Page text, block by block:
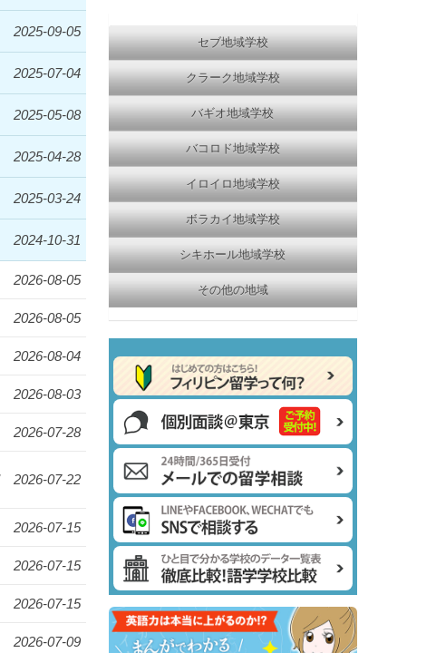
2025-09-05
2025-07-04
2025-05-08
2025-04-28
2025-03-24
2024-10-31
2026-08-05
2026-08-05
2026-08-04
2026-08-03
2026-07-28
2026-07-22
2026-07-15
2026-07-15
2026-07-15
2026-07-09
セブ地域学校
クラーク地域学校
バギオ地域学校
バコロド地域学校
イロイロ地域学校
ボラカイ地域学校
シキホール地域学校
その他の地域